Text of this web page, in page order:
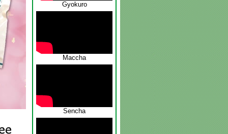
Gyokuro
Maccha
Sencha